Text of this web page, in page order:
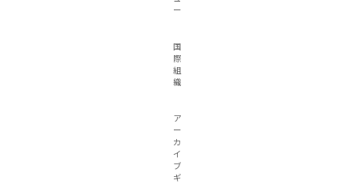
ー
国
際
組
織
ア
ー
カ
イ
ブ
ギ